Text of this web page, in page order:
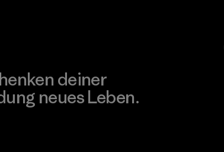
deiner
neues Leben.